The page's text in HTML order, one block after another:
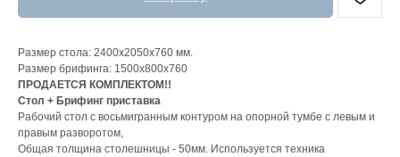
Размер стола: 2400x2050x760 мм.
Размер брифинга: 1500х800х760
ПРОДАЕТСЯ КОМПЛЕКТОМ!!
Стол + Брифинг приставка
Рабочий стол с восьмигранным контуром на опорной тумбе с левым и
правым разворотом,
Общая толщина столешницы - 50мм. Используется техника